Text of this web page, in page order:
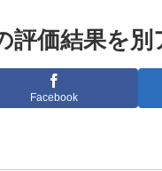
評価結果を
Facebook